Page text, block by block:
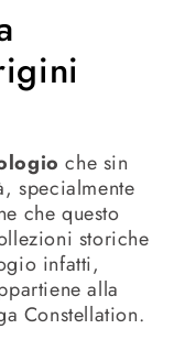
che sin
specialmente
che questo
storiche
infatti,
alla
Constellation.